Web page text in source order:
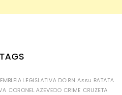
TAGS
LEGISLATIVA DO RN Assu BATATA
CORONEL AZEVEDO CRIME CRUZETA